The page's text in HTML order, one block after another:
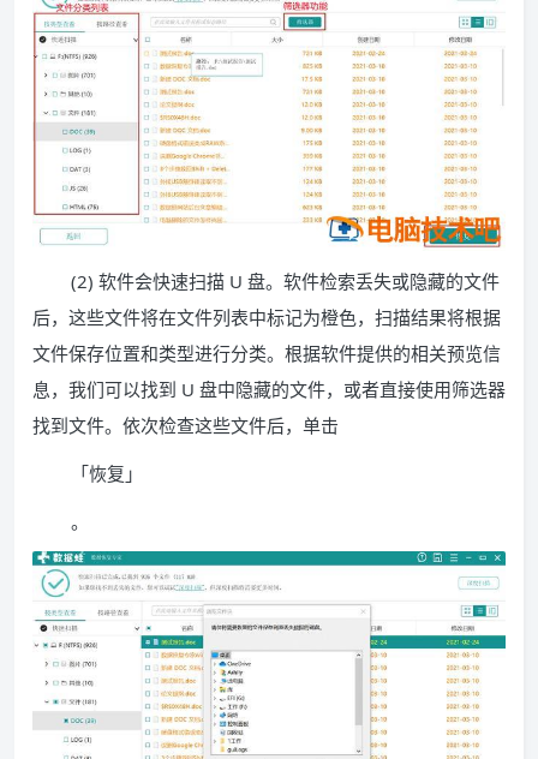
(2) 软件会快速扫描 U 盘。软件检索丢失或隐藏的文件
后，这些文件将在文件列表中标记为橙色，扫描结果将根据
文件保存位置和类型进行分类。根据软件提供的相关预览信
息，我们可以找到 U 盘中隐藏的文件，或者直接使用筛选器
找到文件。依次检查这些文件后，单击
「恢复」
。